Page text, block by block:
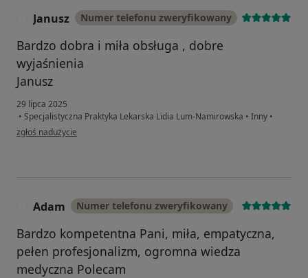
Janusz Numer telefonu zweryfikowany
Bardzo dobra i miła obsługa , dobre
wyjaśnienia
Janusz
29 lipca 2025
• Specjalistyczna Praktyka Lekarska Lidia Lum-Namirowska • Inny •
w opinii użytkownika Janusz
zgłoś nadużycie
Adam Numer telefonu zweryfikowany
Bardzo kompetentna Pani, miła, empatyczna,
pełen profesjonalizm, ogromna wiedza
medyczna Polecam